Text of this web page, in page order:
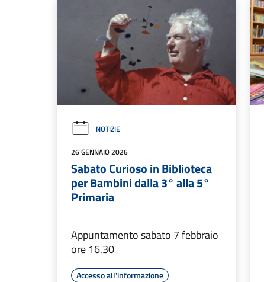
NOTIZIE
26 GENNAIO 2026
Sabato Curioso in Biblioteca
per Bambini dalla 3° alla 5°
Primaria
Appuntamento sabato 7 febbraio
ore 16.30
Accesso all'informazione